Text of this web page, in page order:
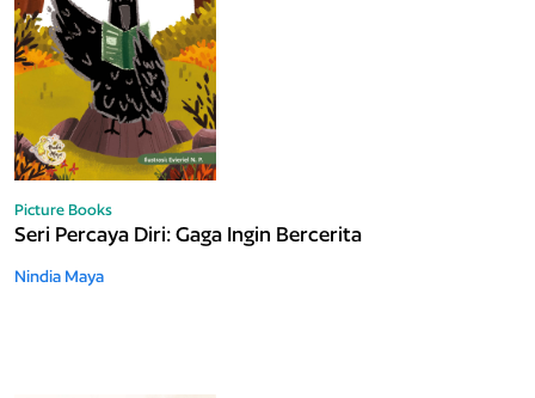
Picture Books
Seri Percaya Diri: Gaga Ingin Bercerita
Nindia Maya